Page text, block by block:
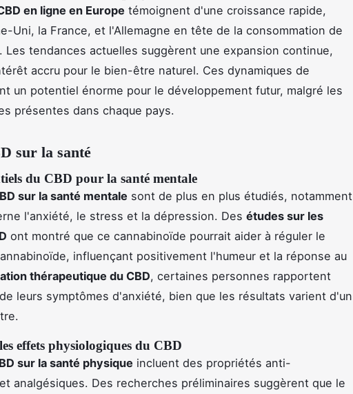
en ligne en Europe témoignent d'une croissance rapide,
Uni, la France, et l'Allemagne en tête de la consommation de
Les tendances actuelles suggèrent une expansion continue,
accru pour le bien-être naturel. Ces dynamiques de
un potentiel énorme pour le développement futur, malgré les
présentes dans chaque pays.
sur la santé
du CBD pour la santé mentale
sur la santé mentale sont de plus en plus étudiés, notamment
l'anxiété, le stress et la dépression. Des études sur les
ont montré que ce cannabinoïde pourrait aider à réguler le
influençant positivement l'humeur et la réponse au
thérapeutique du CBD, certaines personnes rapportent
leurs symptômes d'anxiété, bien que les résultats varient d'un
effets physiologiques du CBD
sur la santé physique incluent des propriétés anti-
analgésiques. Des recherches préliminaires suggèrent que le